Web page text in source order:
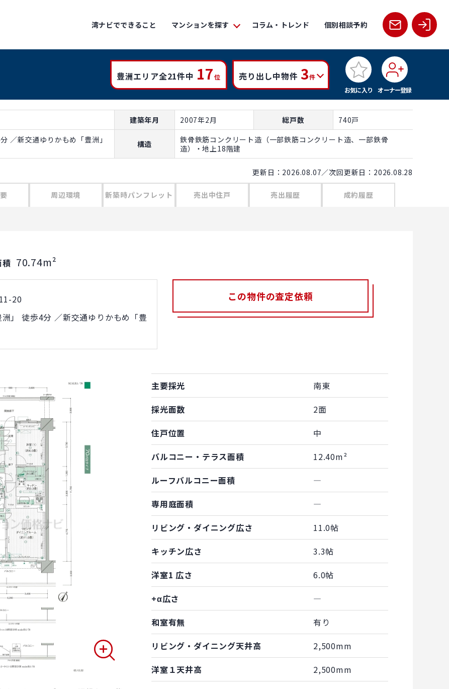
湾ナビでできること マンションを探す コラム・トレンド 個別相談予約
豊洲エリア全21件中 17位 売り出し中物件 3件
お気に入り
オーナー登録
建築年月 2007年2月 総戸数 740戸
／新交通ゆりかもめ「豊洲」
構造
鉄骨鉄筋コンクリート造（一部鉄筋コンクリート造、一部鉄骨
造）・地上18階建
更新日：2026.08.07／次回更新日：2026.08.28
周辺環境 新築時パンフレット 売出中住戸 売出履歴 成約履歴
積 70.74m²
20
」 徒歩4分 ／新交通ゆりかもめ「豊
この物件の査定依頼
主要採光
南東
採光面数
2面
住戸位置
中
バルコニー・テラス面積
12.40m²
ルーフバルコニー面積
―
専用庭面積
―
リビング・ダイニング広さ
11.0帖
キッチン広さ
3.3帖
洋室1 広さ
6.0帖
+α広さ
―
和室有無
有り
リビング・ダイニング天井高
2,500mm
洋室１天井高
2,500mm